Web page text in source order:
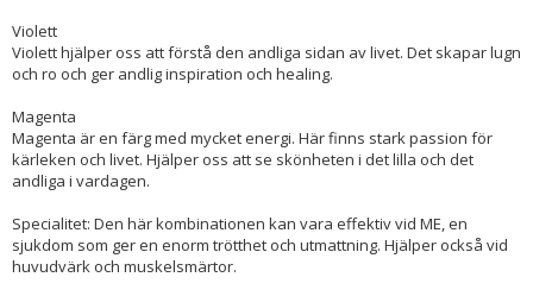
Violett
Violett hjälper oss att förstå den andliga sidan av livet. Det skapar lugn
och ro och ger andlig inspiration och healing.
Magenta
Magenta är en färg med mycket energi. Här finns stark passion för
kärleken och livet. Hjälper oss att se skönheten i det lilla och det
andliga i vardagen.
Specialitet: Den här kombinationen kan vara effektiv vid ME, en
sjukdom som ger en enorm trötthet och utmattning. Hjälper också vid
huvudvärk och muskelsmärtor.